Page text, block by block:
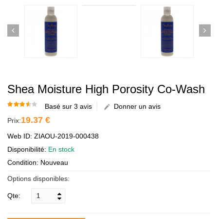
Shea Moisture High Porosity Co-Wash
Basé sur 3 avis
Donner un avis
Prix:19.37 €
Web ID: ZIAOU-2019-000438
Disponibilité: En stock
Condition: Nouveau
Options disponibles:
Qte: